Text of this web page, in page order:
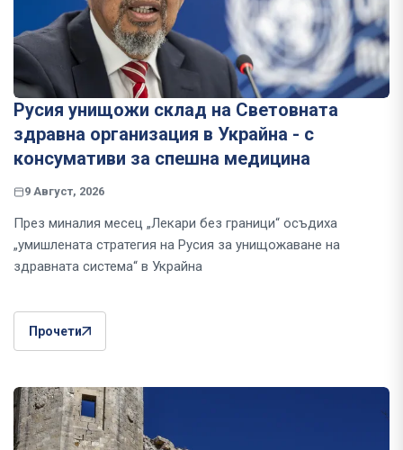
Русия унищожи склад на Световната
здравна организация в Украйна - с
консумативи за спешна медицина
9 Август, 2026
През миналия месец „Лекари без граници“ осъдиха
„умишлената стратегия на Русия за унищожаване на
здравната система“ в Украйна
Прочети